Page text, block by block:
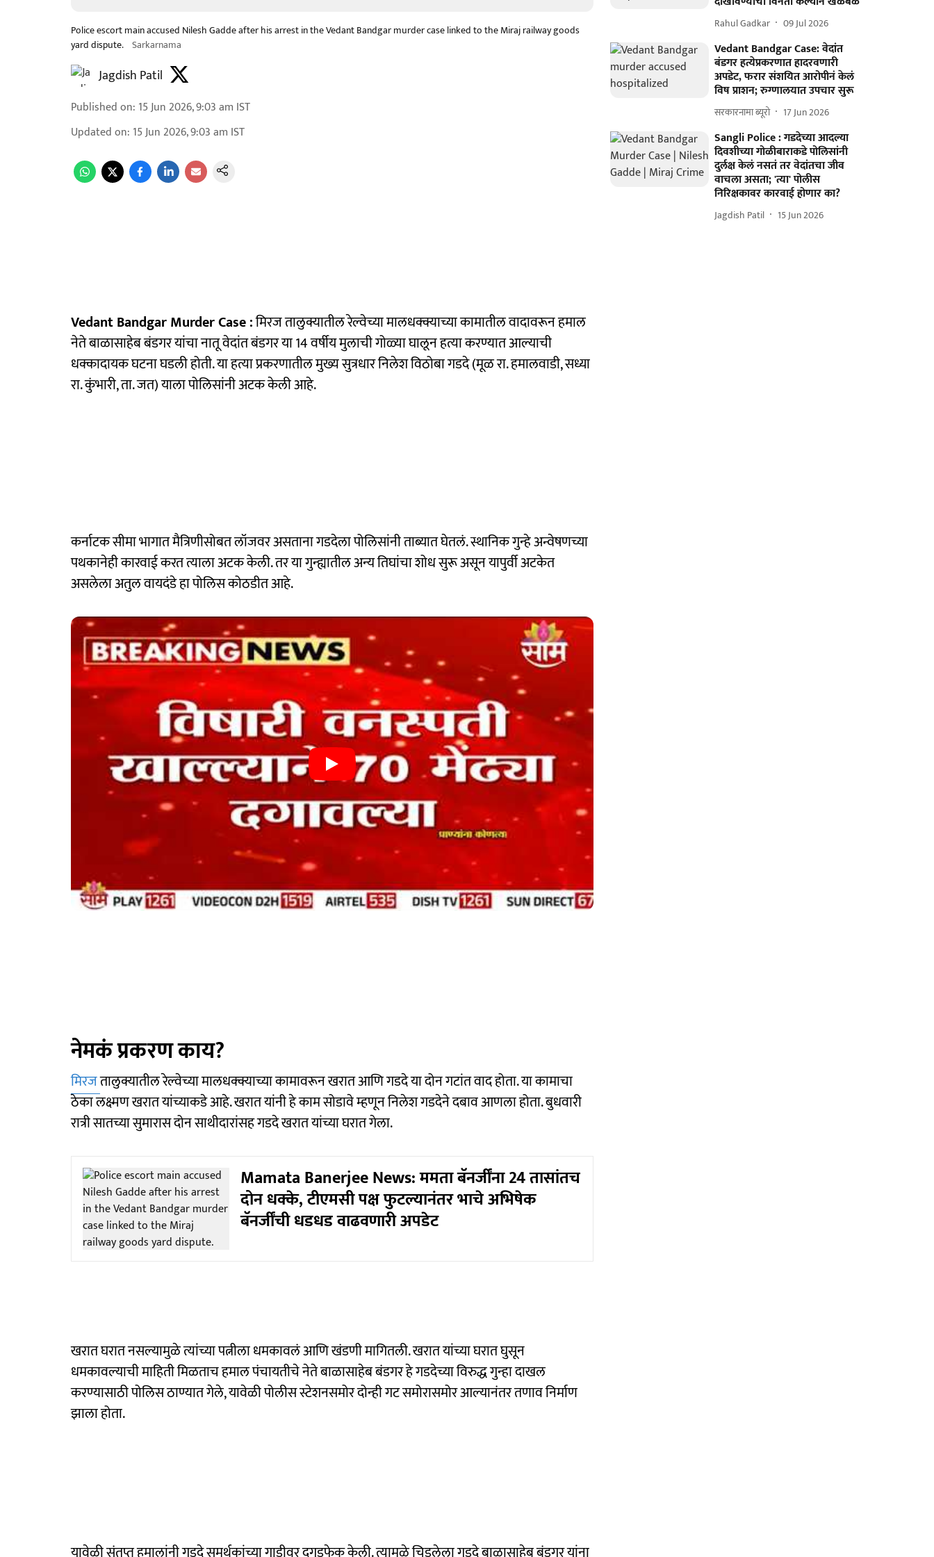
Police escort main accused Nilesh Gadde after his arrest in the Vedant Bandgar murder case linked to the Miraj railway goods
yard dispute. Sarkarnama
Jagdish Patil
Published on: 15 Jun 2026, 9:03 am IST
Updated on: 15 Jun 2026, 9:03 am IST
Vedant Bandgar Murder Case :मिरज तालुक्यातील रेल्वेच्या मालधक्क्याच्या कामातील वादावरून हमाल
नेते बाळासाहेब बंडगर यांचा नातू वेदांत बंडगर या 14 वर्षीय मुलाची गोळ्या घालून हत्या करण्यात आल्याची
धक्कादायक घटना घडली होती. या हत्या प्रकरणातील मुख्य सुत्रधार निलेश विठोबा गडदे (मूळ रा. हमालवाडी, सध्या
रा. कुंभारी, ता. जत) याला पोलिसांनी अटक केली आहे.
कर्नाटक सीमा भागात मैत्रिणीसोबत लॉजवर असताना गडदेला पोलिसांनी ताब्यात घेतलं. स्थानिक गुन्हे अन्वेषणच्या
पथकानेही कारवाई करत त्याला अटक केली. तर या गुन्ह्यातील अन्य तिघांचा शोध सुरू असून यापुर्वी अटकेत
असलेला अतुल वायदंडे हा पोलिस कोठडीत आहे.
नेमकं प्रकरण काय?
मिरजतालुक्यातील रेल्वेच्या मालधक्क्याच्या कामावरून खरात आणि गडदे या दोन गटांत वाद होता. या कामाचा
ठेका लक्ष्मण खरात यांच्याकडे आहे. खरात यांनी हे काम सोडावे म्हणून निलेश गडदेने दबाव आणला होता. बुधवारी
रात्री सातच्या सुमारास दोन साथीदारांसह गडदे खरात यांच्या घरात गेला.
Mamata Banerjee News: ममता बॅनर्जींना 24 तासांतच
दोन धक्के, टीएमसी पक्ष फुटल्यानंतर भाचे अभिषेक
बॅनर्जींची धडधड वाढवणारी अपडेट
खरात घरात नसल्यामुळे त्यांच्या पत्नीला धमकावलं आणि खंडणी मागितली. खरात यांच्या घरात घुसून
धमकावल्याची माहिती मिळताच हमाल पंचायतीचे नेते बाळासाहेब बंडगर हे गडदेच्या विरुद्ध गुन्हा दाखल
करण्यासाठी पोलिस ठाण्यात गेले, यावेळी पोलीस स्टेशनसमोर दोन्ही गट समोरासमोर आल्यानंतर तणाव निर्माण
झाला होता.
Rahul Gadkar 09 Jul 2026
Vedant Bandgar Case: वेदांत
बंडगर हत्येप्रकरणात हादरवणारी
अपडेट, फरार संशयित आरोपीनं केलं
विष प्राशन; रुग्णालयात उपचार सुरू
सरकारनामा ब्यूरो 17 Jun 2026
Sangli Police : गडदेच्या आदल्या
दिवशीच्या गोळीबाराकडे पोलिसांनी
दुर्लक्ष केलं नसतं तर वेदांतचा जीव
वाचला असता; 'त्या' पोलीस
निरिक्षकावर कारवाई होणार का?
Jagdish Patil 15 Jun 2026